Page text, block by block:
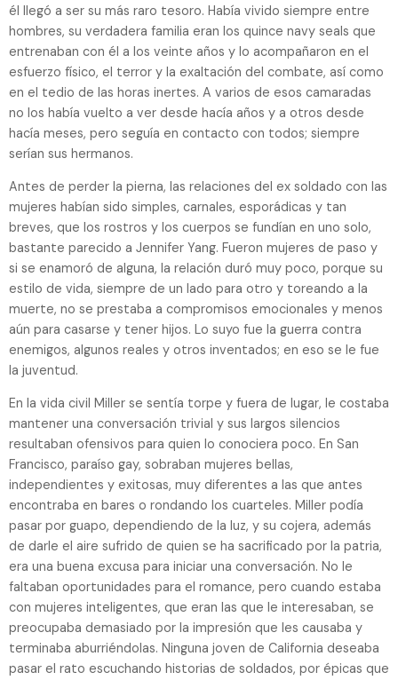
él llegó a ser su más raro tesoro. Había vivido siempre entre
hombres, su verdadera familia eran los quince navy seals que
entrenaban con él a los veinte años y lo acompañaron en el
esfuerzo físico, el terror y la exaltación del combate, así como
en el tedio de las horas inertes. A varios de esos camaradas
no los había vuelto a ver desde hacía años y a otros desde
hacía meses, pero seguía en contacto con todos; siempre
serían sus hermanos.
Antes de perder la pierna, las relaciones del ex soldado con las
mujeres habían sido simples, carnales, esporádicas y tan
breves, que los rostros y los cuerpos se fundían en uno solo,
bastante parecido a Jennifer Yang. Fueron mujeres de paso y
si se enamoró de alguna, la relación duró muy poco, porque su
estilo de vida, siempre de un lado para otro y toreando a la
muerte, no se prestaba a compromisos emocionales y menos
aún para casarse y tener hijos. Lo suyo fue la guerra contra
enemigos, algunos reales y otros inventados; en eso se le fue
la juventud.
En la vida civil Miller se sentía torpe y fuera de lugar, le costaba
mantener una conversación trivial y sus largos silencios
resultaban ofensivos para quien lo conociera poco. En San
Francisco, paraíso gay, sobraban mujeres bellas,
independientes y exitosas, muy diferentes a las que antes
encontraba en bares o rondando los cuarteles. Miller podía
pasar por guapo, dependiendo de la luz, y su cojera, además
de darle el aire sufrido de quien se ha sacrificado por la patria,
era una buena excusa para iniciar una conversación. No le
faltaban oportunidades para el romance, pero cuando estaba
con mujeres inteligentes, que eran las que le interesaban, se
preocupaba demasiado por la impresión que les causaba y
terminaba aburriéndolas. Ninguna joven de California deseaba
pasar el rato escuchando historias de soldados, por épicas que